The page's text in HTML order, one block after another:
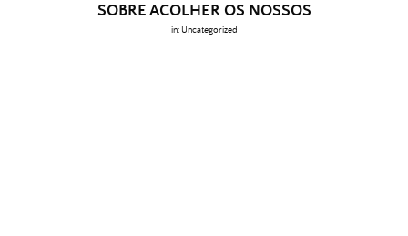
SOBRE ACOLHER OS NOSSOS
in: Uncategorized